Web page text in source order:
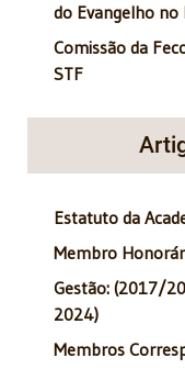
do Evangelho
Comissão da
STF
Estatuto da
Membro
Gestão: (2017/
2024)
Membros